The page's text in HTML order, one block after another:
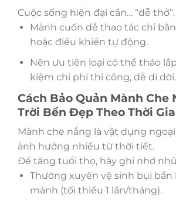
Cuộc sống hiện đại cần… “dễ thở”.
Mành cuốn dễ thao tác chỉ
hoặc điều khiển tự động.
Nên ưu tiên loại có thể tháo
kiệm chi phí thi công, dễ di dời.
Cách Bảo Quản Mành Che
Trời Bền Đẹp Theo Thời
Mành che nắng là vật dụng
ảnh hưởng nhiều từ thời tiết.
Để tăng tuổi thọ, hãy ghi nhớ
Thường xuyên vệ sinh bụi bẩn
mành (tối thiểu 1 lần/tháng).